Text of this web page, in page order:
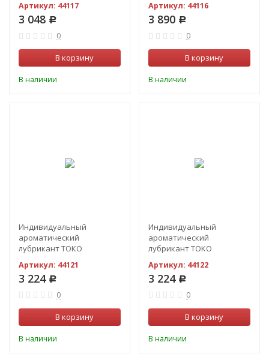
Артикул: 44117
3 048 Р
0
В корзину
В наличии
Артикул: 44116
3 890 Р
0
В корзину
В наличии
Индивидуальный
ароматический
лубрикант ТОКО
165 МЛ.
Артикул: 44121
3 224 Р
0
В корзину
В наличии
Индивидуальный
ароматический
лубрикант ТОКО
МЛ.
Артикул: 44122
3 224 Р
0
В корзину
В наличии